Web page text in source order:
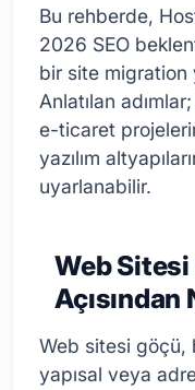
Bu rehberde,
2026 SEO
bir site migration
Anlatılan
e-ticaret
yazılım
uyarlanabilir.
Web Sitesi
Web sitesi göçü,
yapısal veya